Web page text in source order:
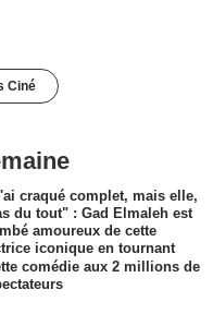
Ciné
craqué complet, mais elle,
du tout" : Gad Elmaleh est
amoureux de cette
iconique en tournant
comédie aux 2 millions de